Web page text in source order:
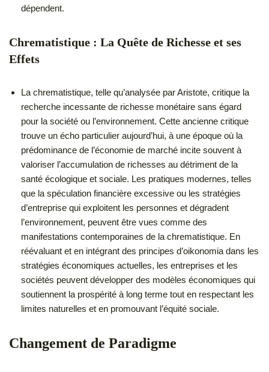
dépendent.
Chrematistique : La Quête de Richesse et ses
Effets
La chrematistique, telle qu’analysée par Aristote, critique la
recherche incessante de richesse monétaire sans égard
pour la société ou l’environnement. Cette ancienne critique
trouve un écho particulier aujourd’hui, à une époque où la
prédominance de l’économie de marché incite souvent à
valoriser l’accumulation de richesses au détriment de la
santé écologique et sociale. Les pratiques modernes, telles
que la spéculation financière excessive ou les stratégies
d’entreprise qui exploitent les personnes et dégradent
l’environnement, peuvent être vues comme des
manifestations contemporaines de la chrematistique. En
réévaluant et en intégrant des principes d’oikonomia dans les
stratégies économiques actuelles, les entreprises et les
sociétés peuvent développer des modèles économiques qui
soutiennent la prospérité à long terme tout en respectant les
limites naturelles et en promouvant l’équité sociale.
Changement de Paradigme